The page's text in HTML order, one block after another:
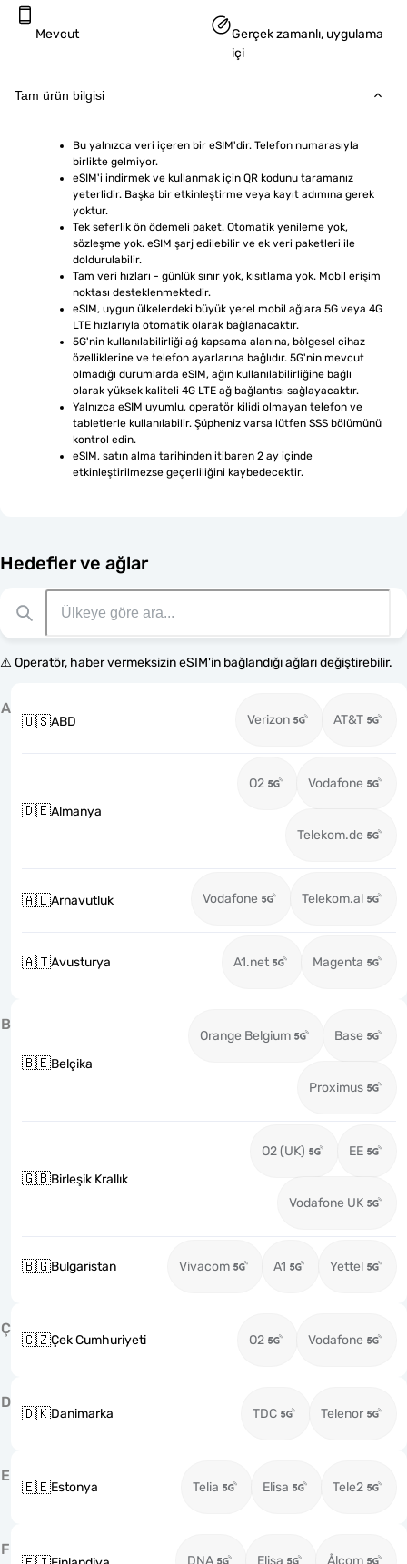
Mevcut
Gerçek zamanlı, uygulama
içi
Tam ürün bilgisi
Bu yalnızca veri içeren bir eSIM'dir. Telefon numarasıyla
birlikte gelmiyor.
eSIM'i indirmek ve kullanmak için QR kodunu taramanız
yeterlidir. Başka bir etkinleştirme veya kayıt adımına gerek
yoktur.
Tek seferlik ön ödemeli paket. Otomatik yenileme yok,
sözleşme yok. eSIM şarj edilebilir ve ek veri paketleri ile
doldurulabilir.
Tam veri hızları - günlük sınır yok, kısıtlama yok. Mobil erişim
noktası desteklenmektedir.
eSIM, uygun ülkelerdeki büyük yerel mobil ağlara 5G veya 4G
LTE hızlarıyla otomatik olarak bağlanacaktır.
5G'nin kullanılabilirliği ağ kapsama alanına, bölgesel cihaz
özelliklerine ve telefon ayarlarına bağlıdır. 5G'nin mevcut
olmadığı durumlarda eSIM, ağın kullanılabilirliğine bağlı
olarak yüksek kaliteli 4G LTE ağ bağlantısı sağlayacaktır.
Yalnızca eSIM uyumlu, operatör kilidi olmayan telefon ve
tabletlerle kullanılabilir. Şüpheniz varsa lütfen SSS bölümünü
kontrol edin.
eSIM, satın alma tarihinden itibaren 2 ay içinde
etkinleştirilmezse geçerliliğini kaybedecektir.
Hedefler ve ağlar
⚠️ Operatör, haber vermeksizin eSIM'in bağlandığı ağları değiştirebilir.
A
🇺🇸ABD Verizon AT&T
🇩🇪Almanya
O2 Vodafone
Telekom.de
🇦🇱Arnavutluk Vodafone Telekom.al
🇦🇹Avusturya A1.net Magenta
B
🇧🇪Belçika
Orange Belgium Base
Proximus
🇬🇧Birleşik Krallık
O2 (UK) EE
Vodafone UK
🇧🇬Bulgaristan Vivacom A1 Yettel
Ç
🇨🇿Çek Cumhuriyeti O2 Vodafone
D
🇩🇰Danimarka TDC Telenor
E
🇪🇪Estonya Telia Elisa Tele2
F
DNA Elisa Ålcom